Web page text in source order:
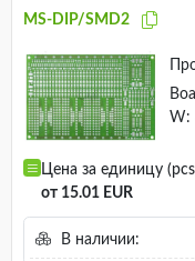
MS-DIP/SMD2
W:
Цена за единицу
от 15.01 EUR
В наличии: